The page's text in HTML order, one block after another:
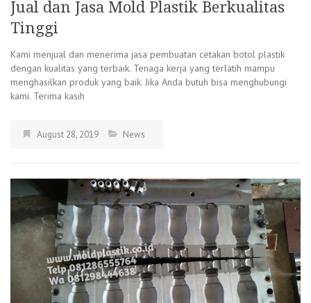
Jual dan Jasa Mold Plastik Berkualitas
Tinggi
Kami menjual dan menerima jasa pembuatan cetakan botol plastik
dengan kualitas yang terbaik. Tenaga kerja yang terlatih mampu
menghasilkan produk yang baik. Jika Anda butuh bisa menghubungi
kami. Terima kasih
August 28, 2019 News